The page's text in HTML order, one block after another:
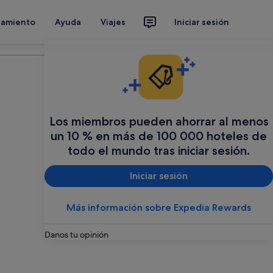
Ayuda Viajes Iniciar sesión
Los miembros pueden ahorrar al menos
un 10 % en más de 100 000 hoteles de
todo el mundo tras iniciar sesión.
Iniciar sesión
Más información sobre Expedia Rewards
Danos tu opinión